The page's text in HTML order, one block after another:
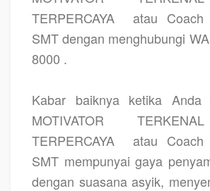
TERPERCAYA
atau
SMT dengan menghubungi
8000 .
Kabar baiknya ketika Anda
MOTIVATOR
TERPERCAYA
atau
SMT mempunyai gaya
dengan suasana asyik,